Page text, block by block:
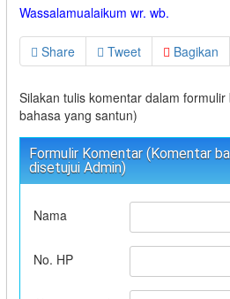
Wassalamualaikum wr. wb.
Share Tweet Bagikan
Silakan tulis komentar dalam
bahasa yang santun)
Formulir Komentar (Komentar
disetujui Admin)
Nama
No. HP